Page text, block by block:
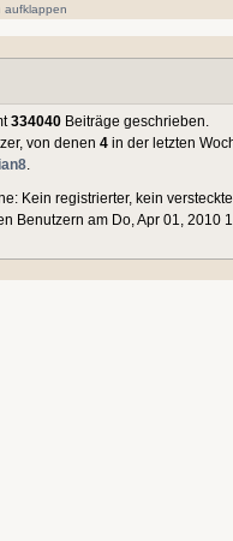
aufklappen
334040 Beiträge geschrieben.
von denen 4 in der letzten
Kein registrierter, kein
Benutzern am Do, Apr 01, 2010